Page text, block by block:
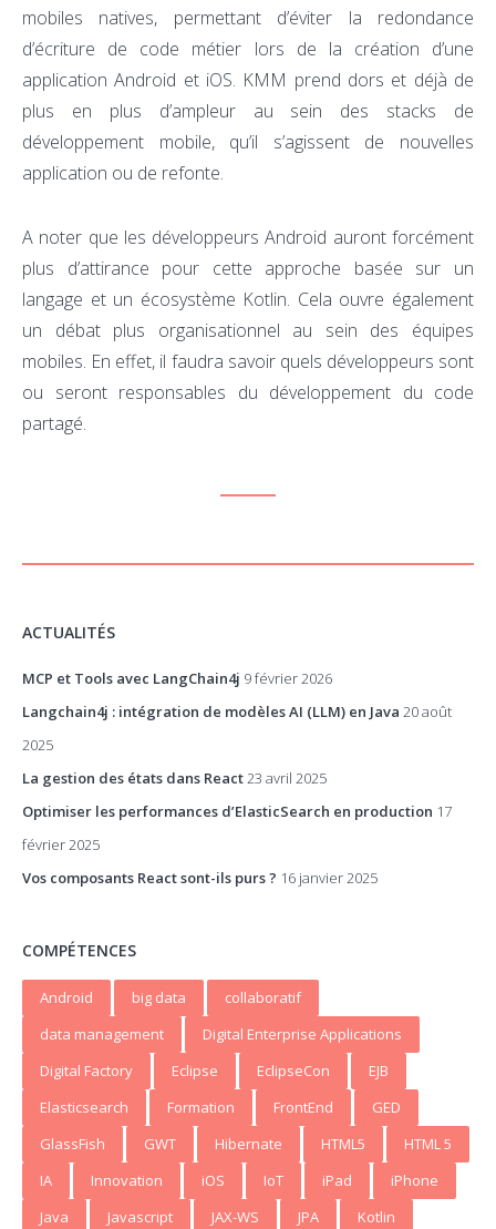
mobiles natives, permettant d’éviter la redondance
d’écriture de code métier lors de la création d’une
application Android et iOS. KMM prend dors et déjà de
plus en plus d’ampleur au sein des stacks de
développement mobile, qu’il s’agissent de nouvelles
application ou de refonte.
A noter que les développeurs Android auront forcément
plus d’attirance pour cette approche basée sur un
langage et un écosystème Kotlin. Cela ouvre également
un débat plus organisationnel au sein des équipes
mobiles. En effet, il faudra savoir quels développeurs sont
ou seront responsables du développement du code
partagé.
ACTUALITÉS
MCP et Tools avec LangChain4j 9 février 2026
Langchain4j : intégration de modèles AI (LLM) en Java 20 août
2025
La gestion des états dans React23 avril 2025
Optimiser les performances d’ElasticSearch en production 17
février 2025
Vos composants React sont-ils purs ? 16 janvier 2025
COMPÉTENCES
Android big data
collaboratif
data management
Digital Enterprise Applications
Digital Factory
Eclipse EclipseCon
EJB
Elasticsearch
Formation FrontEnd
GED
GlassFish
GWT Hibernate HTML5
HTML 5
IA
Innovation iOS IoT iPad
iPhone
Java
Javascript JAX-WS JPA
Kotlin